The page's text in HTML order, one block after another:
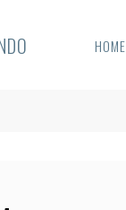
DO HOME